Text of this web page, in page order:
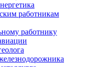
работникам
работнику